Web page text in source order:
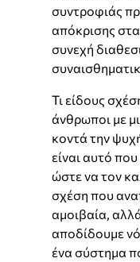
συντροφιάς
απόκρισης
συνεχή
Τι είδους
άνθρωποι με
κοντά την
είναι αυτό
ώστε να τον
σχέση που
αμοιβαία,
αποδίδουμε
ένα σύστημα